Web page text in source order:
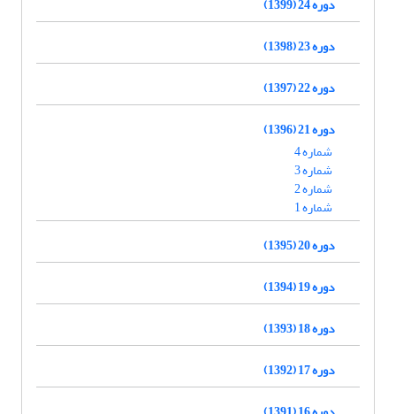
دوره 23 (1398)
دوره 22 (1397)
دوره 21 (1396)
شماره 4
شماره 3
شماره 2
شماره 1
دوره 20 (1395)
دوره 19 (1394)
دوره 18 (1393)
دوره 17 (1392)